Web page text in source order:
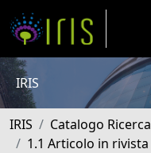
IRIS
IRIS Catalogo Ricerca
1.1 Articolo in rivista